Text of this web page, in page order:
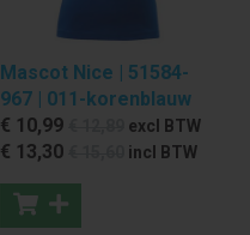
Mascot Nice | 51584-
967 | 011-korenblauw
€ 10,99 excl BTW
€ 13,30 incl BTW